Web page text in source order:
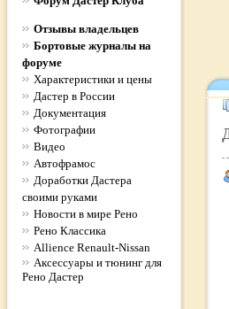
Отзывы владельцев
Бортовые журналы на
форуме
Характеристики и цены
Дастер в России
Документация
Фотографии
Видео
Автофрамос
Доработки Дастера
своими руками
Новости в мире Рено
Рено Классика
Allience Renault-Nissan
Аксессуары и тюнинг для
Рено Дастер